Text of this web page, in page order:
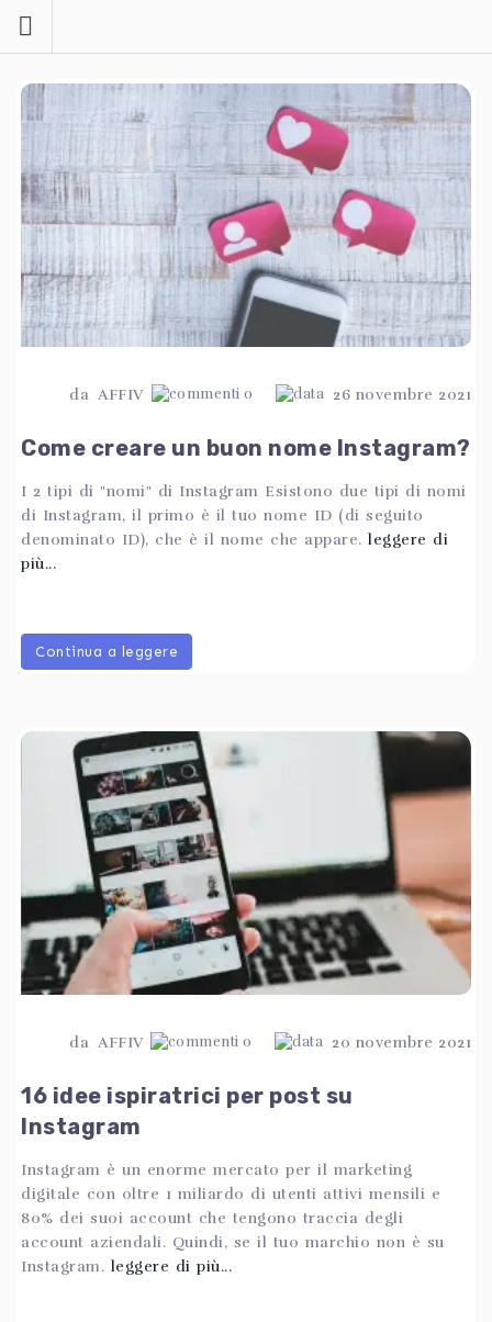
contenuto
da AFFIV 0 26 novembre 2021
Come creare un buon nome Instagram?
I 2 tipi di "nomi" di Instagram Esistono due tipi di nomi
di Instagram, il primo è il tuo nome ID (di seguito
denominato ID), che è il nome che appare. leggere di
più...
Continua a leggere
da AFFIV 0 20 novembre 2021
16 idee ispiratrici per post su
Instagram
Instagram è un enorme mercato per il marketing
digitale con oltre 1 miliardo di utenti attivi mensili e
80% dei suoi account che tengono traccia degli
account aziendali. Quindi, se il tuo marchio non è su
Instagram. leggere di più...